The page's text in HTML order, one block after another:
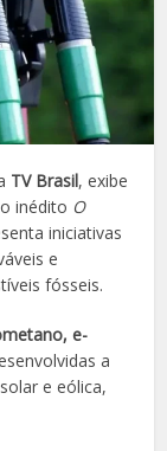
TV Brasil, exibe
inédito O
iniciativas
e
fósseis.
e-
a
e eólica,